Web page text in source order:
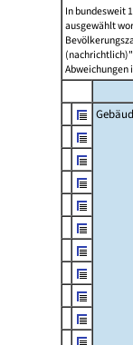
In bundesweit
ausgewählt
Abweichungen